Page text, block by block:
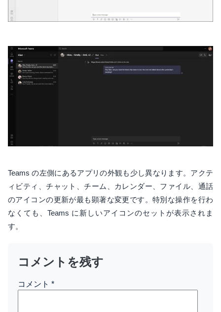
Teams の左側にあるアプリの外観も少し異なります。アクテ
ィビティ、チャット、チーム、カレンダー、ファイル、通話
のアイコンの更新が最も顕著な変更です。特別な操作を行わ
なくても、Teams に新しいアイコンのセットが表示されま
す。
コメントを残す
コメント *